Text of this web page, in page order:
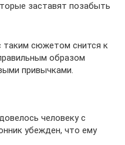
заставят позабыть
таким сюжетом снится к
образом
привычками.
человеку с
убежден, что ему